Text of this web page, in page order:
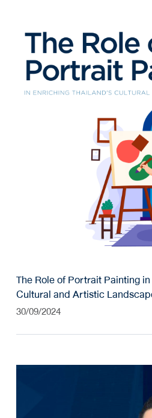
The Role of Portrait Painting
Cultural and Artistic
30/09/2024